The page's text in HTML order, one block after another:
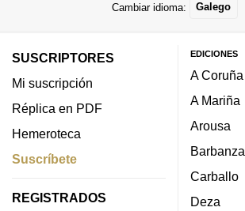
Cambiar idioma: Galego
SUSCRIPTORES
Mi suscripción
Réplica en PDF
Hemeroteca
Suscríbete
REGISTRADOS
EDICIONES
A Coruña
A Mariña
Arousa
Barbanza
Carballo
Deza